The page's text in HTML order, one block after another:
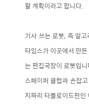
할 계획이라고 합니다.
기사 쓰는 로봇, 즉 알
타임스가 이곳에서 만
는 편집국장이 로봇입
스페이퍼 클럽과 손잡
지짜리 타블로이드판